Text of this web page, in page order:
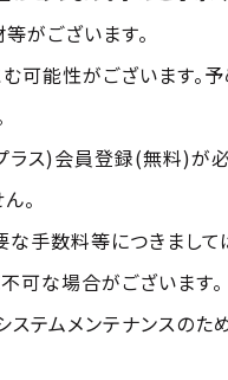
がございます。
可能性がございます。予
ス)会員登録(無料)が必
。
手数料等につきまし
可な場合がございます。
テムメンテナンスの